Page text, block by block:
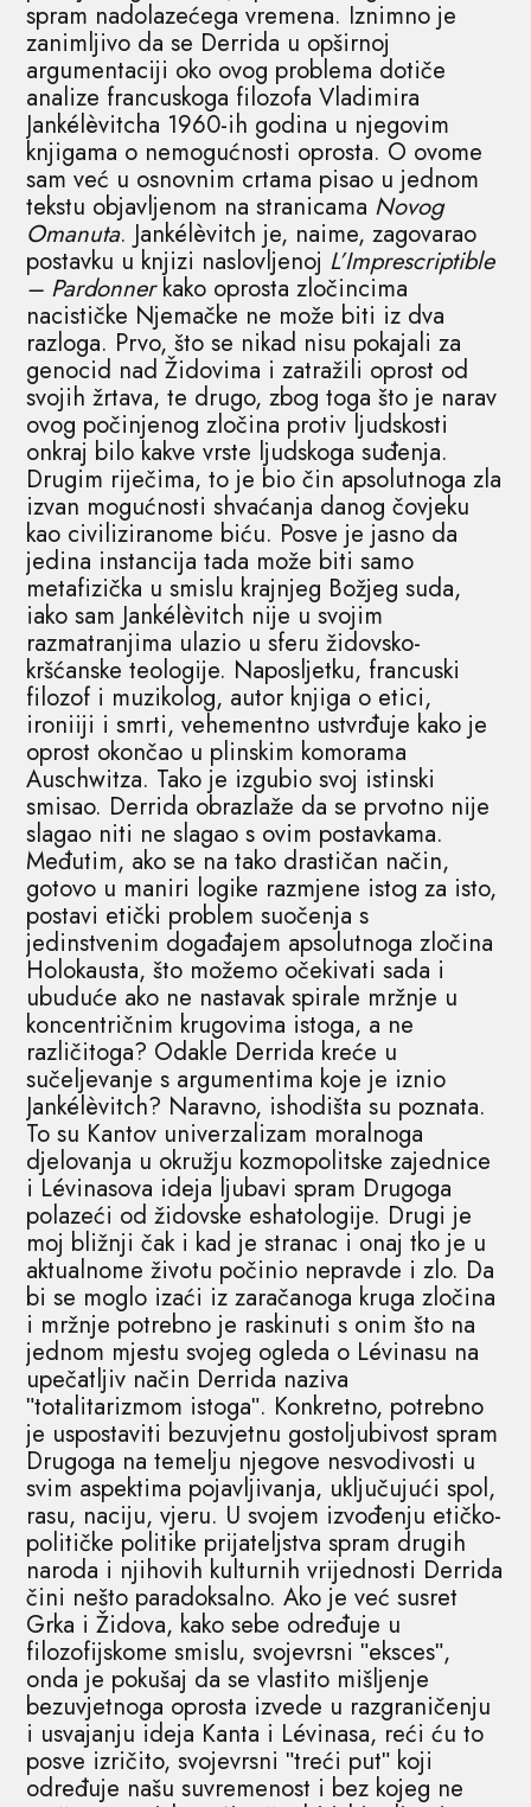
spram nadolazećega vremena. Iznimno je
zanimljivo da se Derrida u opširnoj
argumentaciji oko ovog problema dotiče
analize francuskoga filozofa Vladimira
Jankélèvitcha 1960-ih godina u njegovim
knjigama o nemogućnosti oprosta. O ovome
sam već u osnovnim crtama pisao u jednom
tekstu objavljenom na stranicama Novog
Omanuta. Jankélèvitch je, naime, zagovarao
postavku u knjizi naslovljenoj L’Imprescriptible
– Pardonnerkako oprosta zločincima
nacističke Njemačke ne može biti iz dva
razloga. Prvo, što se nikad nisu pokajali za
genocid nad Židovima i zatražili oprost od
svojih žrtava, te drugo, zbog toga što je narav
ovog počinjenog zločina protiv ljudskosti
onkraj bilo kakve vrste ljudskoga suđenja.
Drugim riječima, to je bio čin apsolutnoga zla
izvan mogućnosti shvaćanja danog čovjeku
kao civiliziranome biću. Posve je jasno da
jedina instancija tada može biti samo
metafizička u smislu krajnjeg Božjeg suda,
iako sam Jankélèvitch nije u svojim
razmatranjima ulazio u sferu židovsko-
kršćanske teologije. Naposljetku, francuski
filozof i muzikolog, autor knjiga o etici,
ironiiji i smrti, vehementno ustvrđuje kako je
oprost okončao u plinskim komorama
Auschwitza. Tako je izgubio svoj istinski
smisao. Derrida obrazlaže da se prvotno nije
slagao niti ne slagao s ovim postavkama.
Međutim, ako se na tako drastičan način,
gotovo u maniri logike razmjene istog za isto,
postavi etički problem suočenja s
jedinstvenim događajem apsolutnoga zločina
Holokausta, što možemo očekivati sada i
ubuduće ako ne nastavak spirale mržnje u
koncentričnim krugovima istoga, a ne
različitoga? Odakle Derrida kreće u
sučeljevanje s argumentima koje je iznio
Jankélèvitch? Naravno, ishodišta su poznata.
To su Kantov univerzalizam moralnoga
djelovanja u okružju kozmopolitske zajednice
i Lévinasova ideja ljubavi spram Drugoga
polazeći od židovske eshatologije. Drugi je
moj bližnji čak i kad je stranac i onaj tko je u
aktualnome životu počinio nepravde i zlo. Da
bi se moglo izaći iz zaračanoga kruga zločina
i mržnje potrebno je raskinuti s onim što na
jednom mjestu svojeg ogleda o Lévinasu na
upečatljiv način Derrida naziva
ʺtotalitarizmom istogaʺ. Konkretno, potrebno
je uspostaviti bezuvjetnu gostoljubivost spram
Drugoga na temelju njegove nesvodivosti u
svim aspektima pojavljivanja, uključujući spol,
rasu, naciju, vjeru. U svojem izvođenju etičko-
političke politike prijateljstva spram drugih
naroda i njihovih kulturnih vrijednosti Derrida
čini nešto paradoksalno. Ako je već susret
Grka i Židova, kako sebe određuje u
filozofijskome smislu, svojevrsni ʺekscesʺ,
onda je pokušaj da se vlastito mišljenje
bezuvjetnoga oprosta izvede u razgraničenju
i usvajanju ideja Kanta i Lévinasa, reći ću to
posve izričito, svojevrsni ʺtreći putʺ koji
određuje našu suvremenost i bez kojeg ne